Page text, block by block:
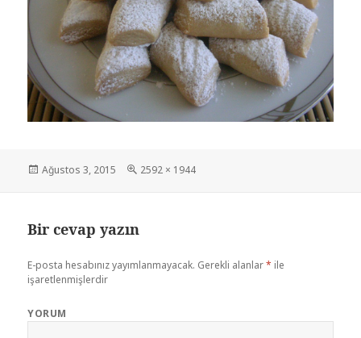
Yayın
Ağustos 3, 2015
Tam
2592 × 1944
Bir cevap yazın
E-posta hesabınız yayımlanmayacak. Gerekli alanlar* ile
işaretlenmişlerdir
YORUM